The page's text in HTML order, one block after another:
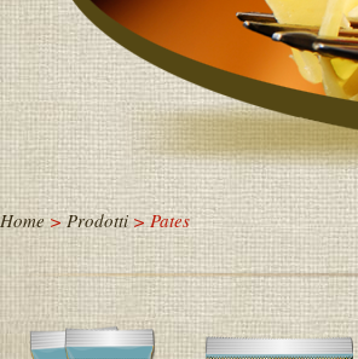
Home>Prodotti> Pates